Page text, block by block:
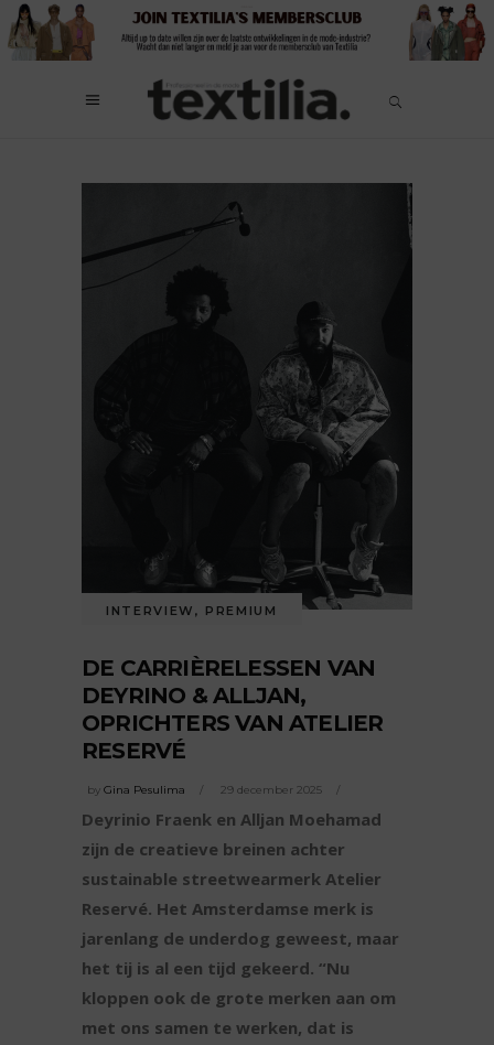
INTERVIEW , PREMIUM
DE CARRIÈRELESSEN VAN
DEYRINO & ALLJAN,
OPRICHTERS VAN ATELIER
RESERVÉ
by Gina Pesulima 29 december 2025
Deyrinio Fraenk en Alljan Moehamad
zijn de creatieve breinen achter
sustainable streetwearmerk Atelier
Reservé. Het Amsterdamse merk is
jarenlang de underdog geweest, maar
het tij is al een tijd gekeerd. “Nu
kloppen ook de grote merken aan om
met ons samen te werken, dat is